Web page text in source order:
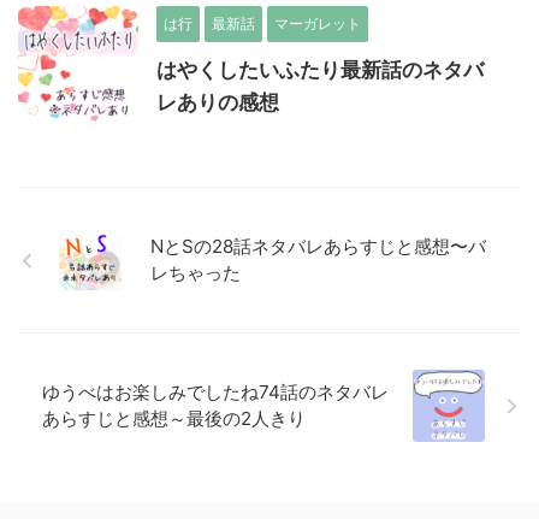
は行 最新話 マーガレット
はやくしたいふたり最新話のネタバ
レありの感想
NとSの28話ネタバレあらすじと感想〜バ
レちゃった
ゆうべはお楽しみでしたね74話のネタバレ
あらすじと感想～最後の2人きり